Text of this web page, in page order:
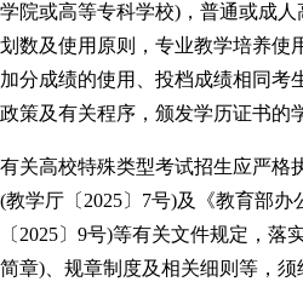
学院或高等专科学校)，普通或成
划数及使用原则，专业教学培养使
加分成绩的使用、投档成绩相同考
政策及有关程序，颁发学历证书的
有关高校特殊类型考试招生应严格
(教学厅〔2025〕7号)及《教育部
〔2025〕9号)等有关文件规定，
简章)、规章制度及相关细则等，